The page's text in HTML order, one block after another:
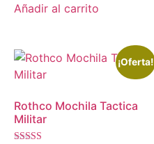
Añadir al carrito
¡Oferta!
Rothco Mochila Tactica
Militar